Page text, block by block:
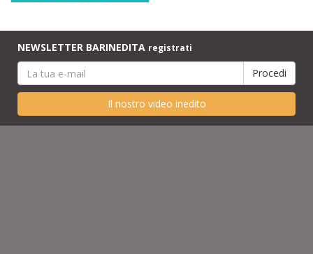
NEWSLETTER BARINEDITA registrati
Il nostro video inedito